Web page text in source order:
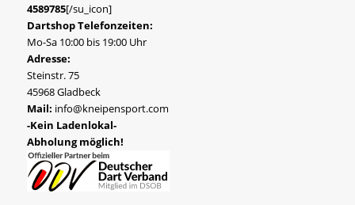
4589785[/su_icon]
Dartshop Telefonzeiten:
Mo-Sa 10:00 bis 19:00 Uhr
Adresse:
Steinstr. 75
45968 Gladbeck
Mail: info@kneipensport.com
-Kein Ladenlokal-
Abholung möglich!